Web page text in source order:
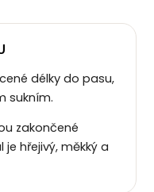
délky do pasu,
sukním.
zakončené
hřejivý, měkký a